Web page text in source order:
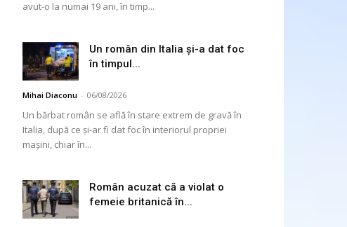
avut-o la numai 19 ani, în timp...
Un român din Italia și-a dat foc
în timpul...
Mihai Diaconu - 06/08/2026
Un bărbat român se află în stare extrem de gravă în
Italia, după ce și-ar fi dat foc în interiorul propriei
mașini, chiar în...
Român acuzat că a violat o
femeie britanică în...